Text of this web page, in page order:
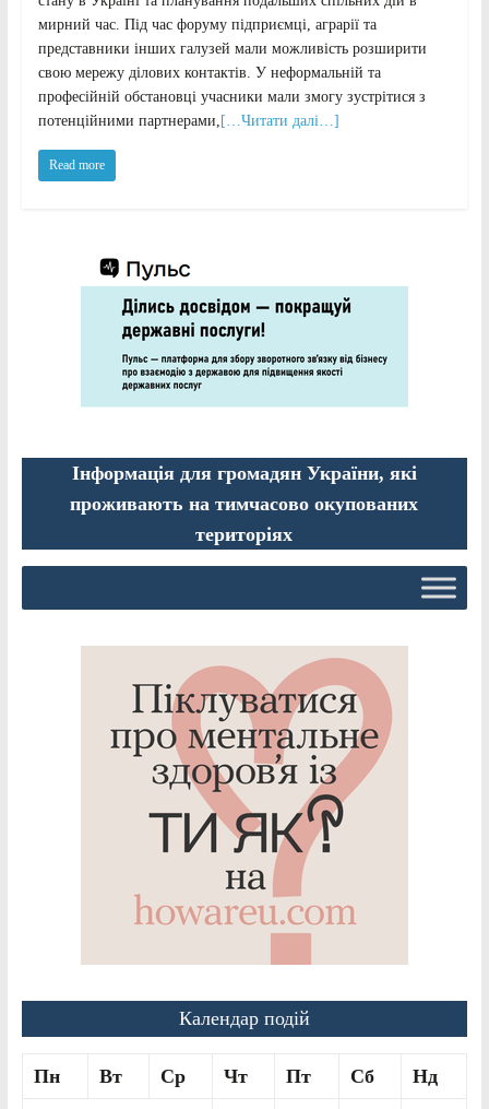
мирний час. Під час форуму підприємці, аграрії та
представники інших галузей мали можливість розширити
свою мережу ділових контактів. У неформальній та
професійній обстановці учасники мали змогу зустрітися з
потенційними партнерами, […Читати далі…]
Read more
Інформація для громадян України, які
проживають на тимчасово окупованих
територіях
Календар подій
Пн Вт Ср Чт Пт Сб Нд